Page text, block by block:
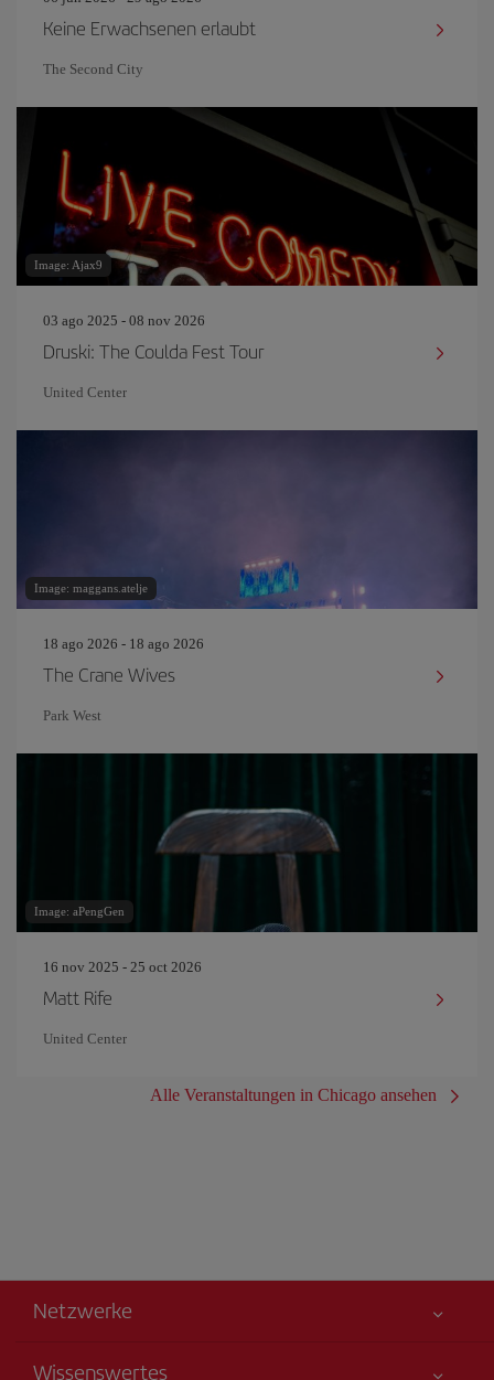
Keine Erwachsenen erlaubt
The Second City
Image: Ajax9
03 ago 2025 - 08 nov 2026
Druski: The Coulda Fest Tour
United Center
Image: maggans.atelje
18 ago 2026 - 18 ago 2026
The Crane Wives
Park West
Image: aPengGen
16 nov 2025 - 25 oct 2026
Matt Rife
United Center
Alle Veranstaltungen in Chicago ansehen
Netzwerke
Wissenswertes